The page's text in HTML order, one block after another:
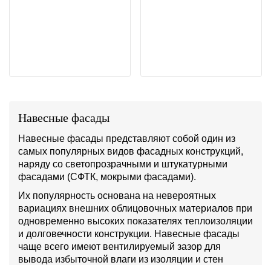
Навесные фасады
Навесные фасады представляют собой один из
самых популярных видов фасадных конструкций,
наряду со светопрозрачными и штукатурными
фасадами (СФТК, мокрыми фасадами).
Их популярность основана на невероятных
вариациях внешних облицовочных материалов при
одновременно высоких показателях теплоизоляции
и долговечности конструкции. Навесные фасады
чаще всего имеют вентилируемый зазор для
вывода избыточной влаги из изоляции и стен